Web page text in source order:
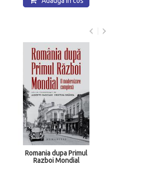
Economie, coruptie si
politica in Romania lui
Nicolae Ceausescu
49
Adauga in cos